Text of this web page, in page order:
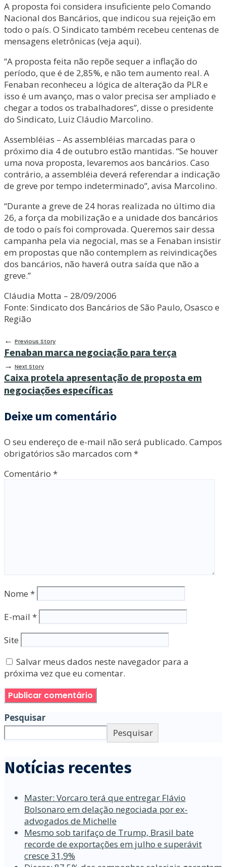
A proposta foi considera insuficiente pelo Comando
Nacional dos Bancários, que indicou sua rejeição em
todo o país. O Sindicato também recebeu centenas de
mensagens eletrônicas (veja aqui).
“A proposta feita não repõe sequer a inflação do
período, que é de 2,85%, e não tem aumento real. A
Fenaban reconheceu a lógica de alteração da PLR e
isso é um avanço, mas o valor precisa ser ampliado e
chegar a todos os trabalhadores”, disse o presidente
do Sindicato, Luiz Cláudio Marcolino.
Assembléias – As assembléias marcadas para o
próximo dia 4 de outubro estão mantidas. “Se houver
uma nova proposta, levaremos aos bancários. Caso
contrário, a assembléia deverá referendar a indicação
de greve por tempo indeterminado”, avisa Marcolino.
“Durante a greve de 24 horas realizada no último dia
26, a força da mobilização e a unidade dos bancários
de todo o país foi comprovada. Queremos sair dessa
campanha pela via negocial, mas se a Fenaban insistir
em propostas que não contemplem as reivindicações
dos bancários, não haverá outra saída que não a
greve.”
Cláudia Motta – 28/09/2006
Fonte: Sindicato dos Bancários de São Paulo, Osasco e
Região
← Previous Story
Fenaban marca negociação para terça
→ Next Story
Caixa protela apresentação de proposta em
negociações específicas
Deixe um comentário
O seu endereço de e-mail não será publicado. Campos
obrigatórios são marcados com *
Comentário *
Nome *
E-mail *
Site
Salvar meus dados neste navegador para a
próxima vez que eu comentar.
Pesquisar
Pesquisar
Notícias recentes
Master: Vorcaro terá que entregar Flávio
Bolsonaro em delação negociada por ex-
advogados de Michelle
Mesmo sob tarifaço de Trump, Brasil bate
recorde de exportações em julho e superávit
cresce 31,9%